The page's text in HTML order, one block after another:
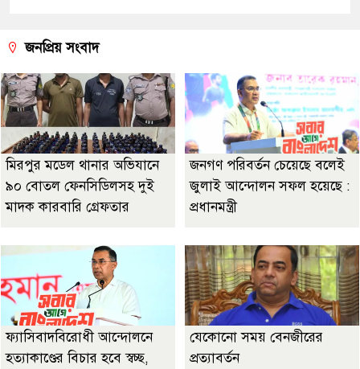
জনপ্রিয় সংবাদ
মিরপুর মডেল থানার অভিযানে
৯০ বোতল ফেনসিডিলসহ দুই
মাদক কারবারি গ্রেফতার
জনগণ পরিবর্তন চেয়েছে বলেই
জুলাই আন্দোলন সফল হয়েছে :
প্রধানমন্ত্রী
ফ্যাসিবাদবিরোধী আন্দোলনে
হত্যাকাণ্ডের বিচার হবে স্বচ্ছ,
যেকোনো সময় বেনজীরের
প্রত্যাবর্তন